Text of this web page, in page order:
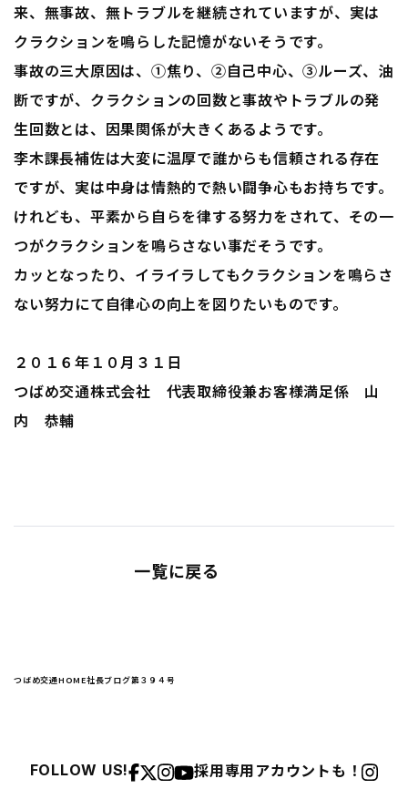
来、無事故、無トラブルを継続されていますが、実は
クラクションを鳴らした記憶がないそうです。
事故の三大原因は、①焦り、②自己中心、③ルーズ、油
断ですが、クラクションの回数と事故やトラブルの発
生回数とは、因果関係が大きくあるようです。
李木課長補佐は大変に温厚で誰からも信頼される存在
ですが、実は中身は情熱的で熱い闘争心もお持ちです。
けれども、平素から自らを律する努力をされて、その一
つがクラクションを鳴らさない事だそうです。
カッとなったり、イライラしてもクラクションを鳴らさ
ない努力にて自律心の向上を図りたいものです。
２０１６年１０月３１日
つばめ交通株式会社 代表取締役兼お客様満足係 山
内 恭輔
一覧に戻る
つばめ交通HOME社長ブログ第３９４号
FOLLOW US! 採用専用アカウントも！